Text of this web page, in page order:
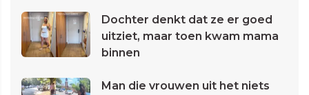
Dochter denkt dat ze er goed
uitziet, maar toen kwam mama
binnen
Man die vrouwen uit het niets